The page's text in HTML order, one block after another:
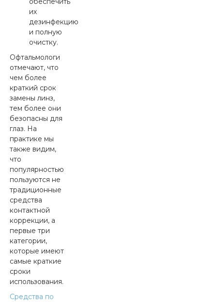
их
дезинфекцию
и полную
очистку.
Офтальмологи
отмечают, что
чем более
краткий срок
замены линз,
тем более они
безопасны для
глаз. На
практике мы
также видим,
что
популярностью
пользуются не
традиционные
средства
контактной
коррекции, а
первые три
категории,
которые имеют
самые краткие
сроки
использования.
Средства по